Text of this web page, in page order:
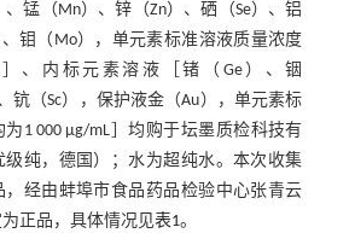
、锰（Mn）、锌（Zn）、硒（Se）、铝
、钼（Mo），单元素标准溶液质量浓度
］、内标元素溶液［锗（Ge）、铟
钪（Sc），保护液金（Au），单元素标
1 000 μg/mL］均购于坛墨质检科技有
级纯，德国）；水为超纯水。本次收集
，经由蚌埠市食品药品检验中心张青云
正品，具体情况见表1。